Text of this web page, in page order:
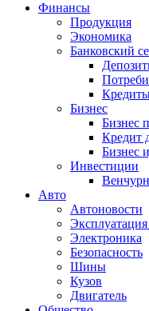
Финансы
Продукция
Экономика
Банковский
Бизнес
Бизнес
Кредит
Бизнес
Инвестиции
Авто
Автоновости
Электроника
Безопасность
Шины
Кузов
Двигатель